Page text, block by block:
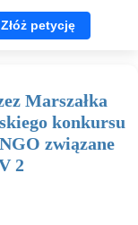
Złóż petycję
Marszałka
konkursu
związane
2